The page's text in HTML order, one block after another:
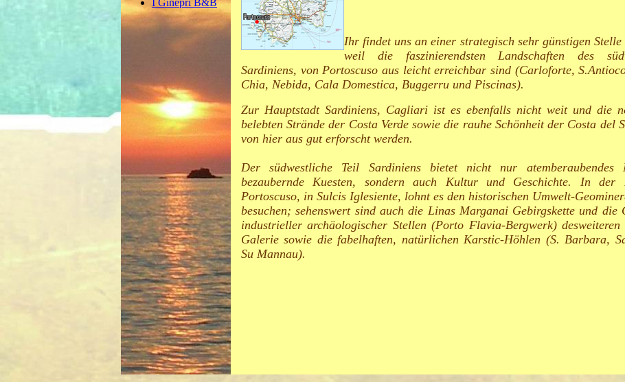
Ihr findet uns an einer strategisch sehr günstigen Stelle
weil die faszinierendsten Landschaften des
Sardiniens, von Portoscuso aus leicht erreichbar sind (Carloforte,
Chia, Nebida, Cala Domestica, Buggerru und Piscinas).
Zur Hauptstadt Sardiniens, Cagliari ist es ebenfalls nicht weit und die
belebten Strände der Costa Verde sowie die rauhe Schönheit der Costa del
von hier aus gut erforscht werden.
Der südwestliche Teil Sardiniens bietet nicht nur atemberaubendes
bezaubernde Kuesten, sondern auch Kultur und Geschichte. In der
Portoscuso, in Sulcis Iglesiente, lohnt es den historischen Umwelt-
besuchen; sehenswert sind auch die Linas Marganai Gebirgskette und die
industrieller archäologischer Stellen (Porto Flavia-Bergwerk)
Galerie sowie die fabelhaften, natürlichen Karstic-Höhlen (S. Barbara,
Su Mannau).